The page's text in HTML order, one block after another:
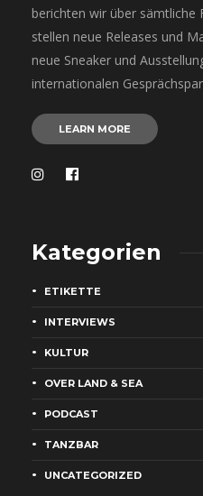
berichten wir über sämtliche
stellen neue Releases und
neue Sneaker und
internationalen
LEARN MORE
Kategorien
ETIKETTE
INTERVIEWS
KULTUR
OVER LAND & SEA
PODCAST
TANZBAR
UNCATEGORIZED